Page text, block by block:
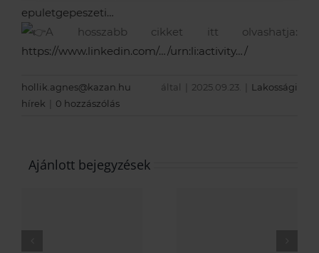
epuletgepeszeti…
A hosszabb cikket itt olvashatja:
https://www.linkedin.com/…/urn:li:activity…/
hollik.agnes@kazan.hu által 2025.09.23.
Lakossági
hírek
0 hozzászólás
Ajánlott bejegyzések
Új,